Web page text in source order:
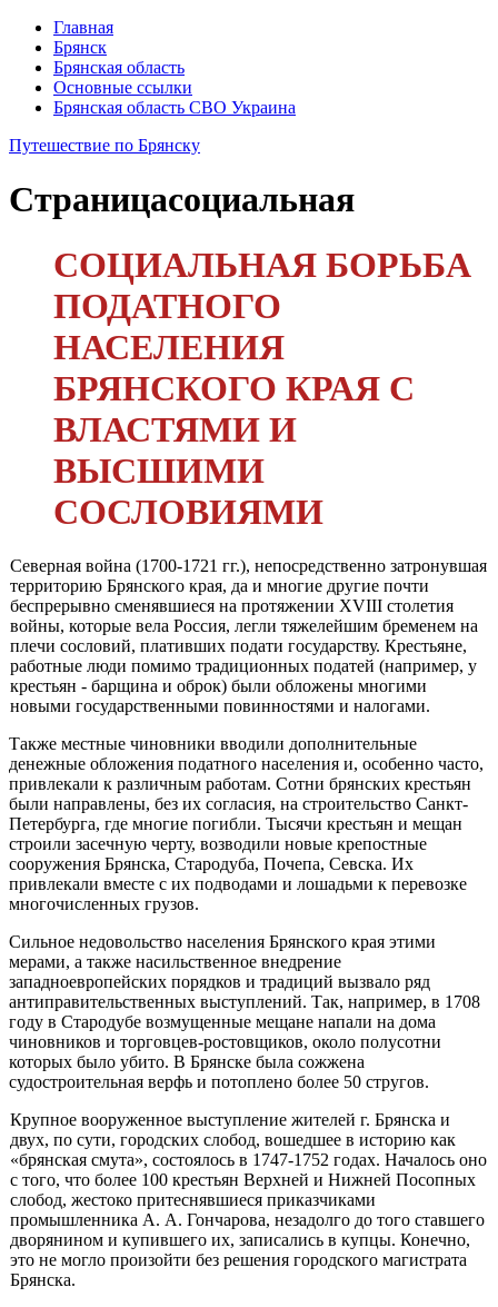
Главная
Брянск
Брянская область
Основные ссылки
Брянская область СВО Украина
Путешествие по Брянску
Страницасоциальная
СОЦИАЛЬНАЯ БОРЬБА
ПОДАТНОГО
НАСЕЛЕНИЯ
БРЯНСКОГО КРАЯ С
ВЛАСТЯМИ И
ВЫСШИМИ
СОСЛОВИЯМИ
Северная война (1700-1721 гг.), непосредственно затронувшая
тер­риторию Брянского края, да и многие другие почти
беспрерывно сменяв­шиеся на протяжении XVIII столетия
войны, которые вела Россия, легли тяжелейшим бременем на
плечи сословий, плативших подати государ­ству. Крестьяне,
работные люди помимо традиционных податей (напри­мер, у
крестьян - барщина и оброк) были обложены многими
новыми государственными повинностями и налогами.
Также местные чиновники вводили дополнительные
денежные об­ложения податного населения и, особенно часто,
привлекали к различным работам. Сотни брянских крестьян
были направлены, без их согласия, на строительство Санкт-
Петербурга, где многие погибли. Тысячи крестьян и мещан
строили засечную черту, возводили новые крепостные
сооружения Брянска, Стародуба, Почепа, Севска. Их
привлекали вместе с их подво­дами и лошадьми к перевозке
многочисленных грузов.
Сильное недовольство населения Брянского края этими
мерами, а также насильственное внедрение
западноевропейских порядков и тради­ций вызвало ряд
антиправительственных выступлений. Так, например, в 1708
году в Стародубе возмущенные мещане напали на дома
чиновников и торговцев-ростовщиков, около полусотни
которых было убито. В Брян­ске была сожжена
судостроительная верфь и потоплено более 50 стругов.
Крупное вооруженное выступление жителей г. Брянска и
двух, по сути, городских слобод, вошедшее в историю как
«брянская смута», со­стоялось в 1747-1752 годах. Началось оно
с того, что более 100 крестьян Верхней и Нижней Посопных
слобод, жестоко притеснявшиеся приказ­чиками
промышленника А. А. Гончарова, незадолго до того ставшего
дво­рянином и купившего их, записались в купцы. Конечно,
это не могло про­изойти без решения городского магистрата
Брянска.